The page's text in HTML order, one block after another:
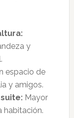
y
espacio de
y amigos.
Mayor
habitación.